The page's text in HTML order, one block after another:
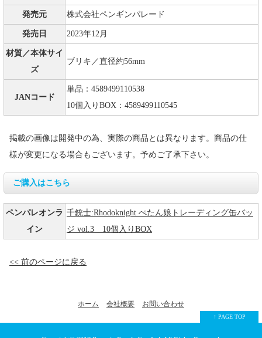
発売元 株式会社ペンギンパレード
発売日 2023年12月
材質／本体サイ
ズ
ブリキ／直径約56mm
JANコード
単品：4589499110538
10個入りBOX：4589499110545
掲載の画像は開発中の為、実際の商品とは異なります。商品の仕
様が変更になる場合もございます。予めご了承下さい。
ご購入はこちら
ペンパレオンラ
イン
千銃士:Rhodoknight ぺたん娘トレーディング缶バッ
ジ vol.3 10個入りBOX
<< 前のページに戻る
ホーム 会社概要 お問い合わせ
↑ PAGE TOP